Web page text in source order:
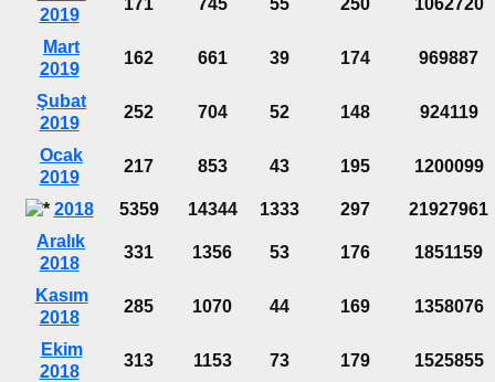
2019
Mart
2019
162 661 39 174 969887
Şubat
2019
252 704 52 148 924119
Ocak
2019
217 853 43 195 1200099
2018 5359 14344 1333 297
21927961
Aralık
2018
331 1356 53 176 1851159
Kasım
2018
285 1070 44 169 1358076
Ekim
2018
313 1153 73 179 1525855